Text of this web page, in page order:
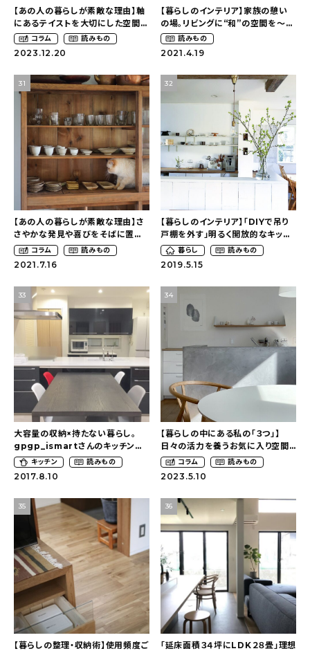
日用品
キッチン
ギフト
キッズ
About
会社概要
プライバシーポリシー
お問い合わせ
【あの人の暮らしが素敵な理由】軸
にあるテイストを大切にした空間づ
くりとインテリア〜リノベーションで
好きに囲まれた暮らし
コラム 読みもの
2023.12.20
【暮らしのインテリア】家族の憩い
の場。リビングに“和”の空間を〜
スッキリだけど温かみのあるおうち
づくり（kaede__homeさん）
読みもの
2021.4.19
31
【あの人の暮らしが素敵な理由】さ
さやかな発見や喜びをそばに置い
て〜古い家具を楽しむ暮らし
（nekotofurukaguさん）
コラム 読みもの
2021.7.16
32
【暮らしのインテリア】「DIYで吊り
戸棚を外す」明るく開放的なキッチ
ンづくり〜整えたり飾ったり、工夫し
ながら暮らすこと（asamiiimasa
暮らし 読みもの
2019.5.15
33
大容量の収納×持たない暮らし。
gpgp_ismartさんのキッチンを
探索！【一条工務店 スマートキッチ
ン(ワイドカウンター)】
キッチン 読みもの
2017.8.10
34
【暮らしの中にある私の「３つ」】
日々の活力を養うお気に入り空間
とくつろぎの家時間
（tappi_tappiさん）
コラム 読みもの
2023.5.10
35
【暮らしの整理・収納術】使用頻度ご
36
「延床面積３４坪にLDK２８畳」理想